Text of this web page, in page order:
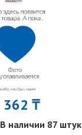
362 ₸
В наличии 87 штук